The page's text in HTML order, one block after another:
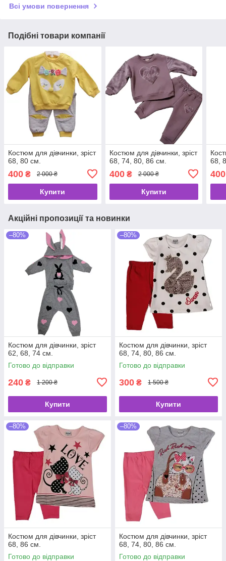
Всі умови повернення
Подібні товари компанії
Костюм для дівчинки, зріст
68, 80 см.
400 ₴ 2 000 ₴
Купити
Костюм для дівчинки, зріст
68, 74, 80, 86 см.
400₴ 2 000 ₴
Купити
68,
400
Акційні пропозиції та новинки
–80%
Костюм для дівчинки, зріст
62, 68, 74 см.
Готово до відправки
240 ₴ 1 200 ₴
Купити
–80%
Костюм для дівчинки, зріст
68, 74, 80, 86 см.
Готово до відправки
300 ₴ 1 500 ₴
Купити
–80%
Костюм для дівчинки, зріст
68, 86 см.
Готово до відправки
–80%
Костюм для дівчинки, зріст
68, 74, 80, 86 см.
Готово до відправки